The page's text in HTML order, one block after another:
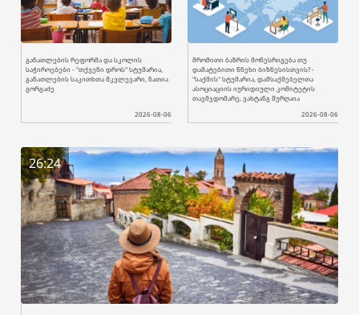
განათლების რეფორმა და სკოლის
საჭიროებები - "თქვენი დროს" სტუმარია,
განათლების საკითხთა მკვლევარი, ნათია
გორგაძე
2026-08-06
შრომითი ბაზრის მოწესრიგება თუ
დამატებითი წნეხი ბიზნესისთვის? -
"საქმის" სტუმარია, დამსაქმებელთა
ასოციაციის იურიდიული კომიტეტის
თავმჯდომარე, ვახტანგ შურღაია
2026-08-06
26:24